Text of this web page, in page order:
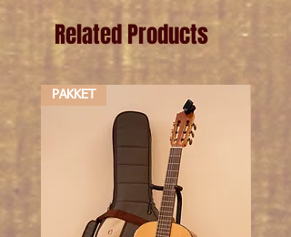
Related Products
PAKKET